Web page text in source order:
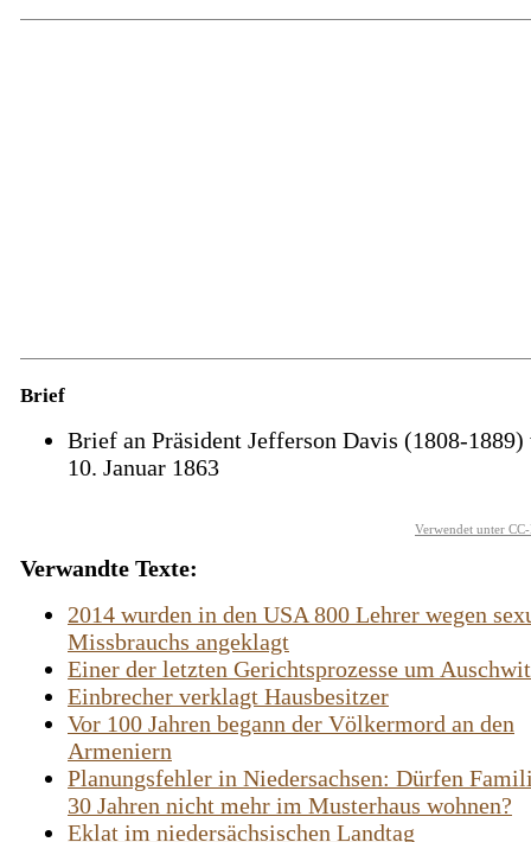
Brief
Brief an Präsident Jefferson Davis (1808-1889)
10. Januar 1863
Verwendet unter
Verwandte Texte:
2014 wurden in den USA 800 Lehrer wegen
Missbrauchs angeklagt
Einer der letzten Gerichtsprozesse um
Einbrecher verklagt Hausbesitzer
Vor 100 Jahren begann der Völkermord an den
Armeniern
Planungsfehler in Niedersachsen: Dürfen
30 Jahren nicht mehr im Musterhaus wohnen?
Eklat im niedersächsischen Landtag